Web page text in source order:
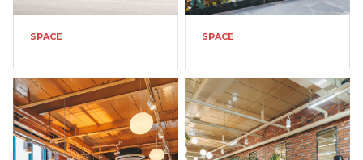
SPACE SPACE